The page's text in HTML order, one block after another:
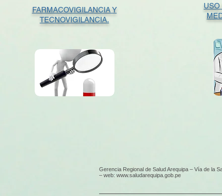
FARMACOVIGILANCIA Y
TECNOVIGILANCIA.
USO
​Gerencia Regional de Salud Arequipa – Vía de la
– web: www.saludarequipa.gob.pe